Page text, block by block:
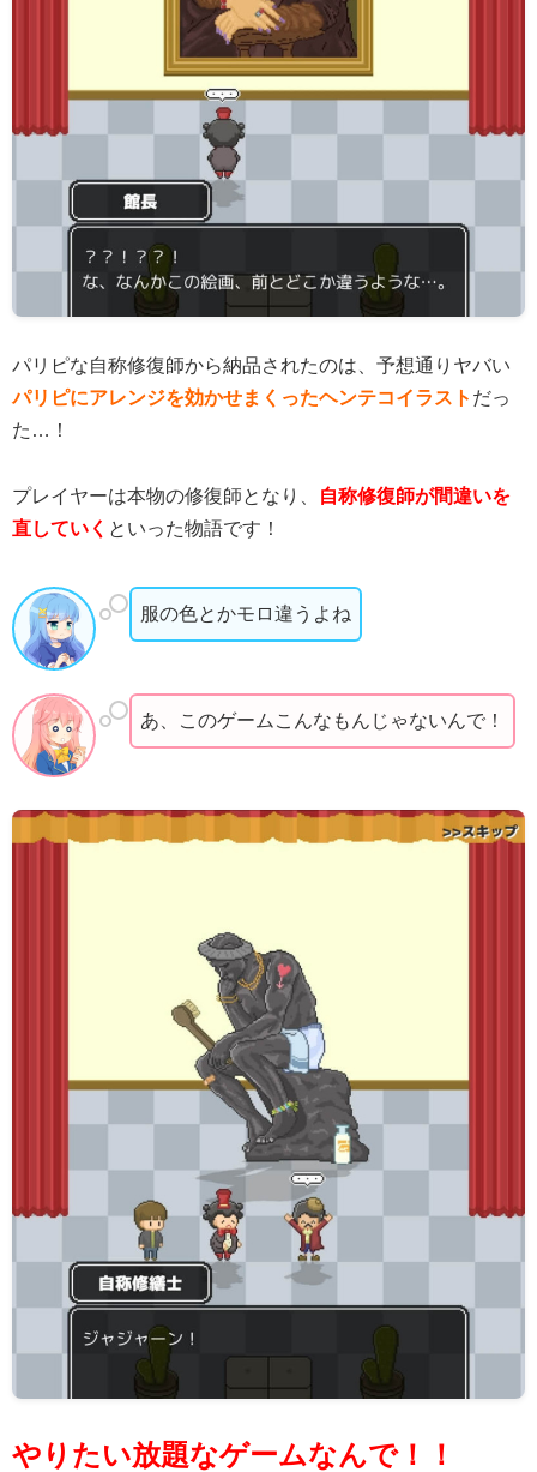
パリピな自称修復師から納品されたのは、予想通りヤバい
パリピにアレンジを効かせまくったヘンテコイラスト だっ
た…！
プレイヤーは本物の修復師となり、
自称修復師が間違いを
直していく といった物語です！
服の色とかモロ違うよね
あ、このゲームこんなもんじゃないんで！
やりたい放題なゲームなんで！！